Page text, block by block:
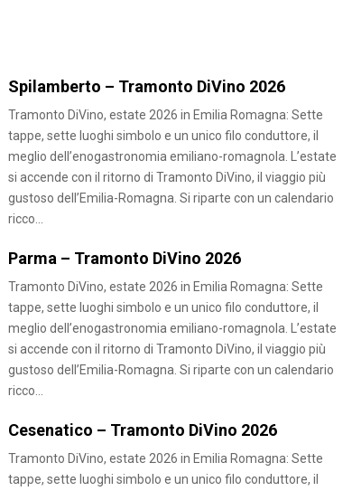
Spilamberto – Tramonto DiVino 2026
Tramonto DiVino, estate 2026 in Emilia Romagna: Sette
tappe, sette luoghi simbolo e un unico filo conduttore, il
meglio dell’enogastronomia emiliano-romagnola. L’estate
si accende con il ritorno di Tramonto DiVino, il viaggio più
gustoso dell’Emilia-Romagna. Si riparte con un calendario
ricco...
Parma – Tramonto DiVino 2026
Tramonto DiVino, estate 2026 in Emilia Romagna: Sette
tappe, sette luoghi simbolo e un unico filo conduttore, il
meglio dell’enogastronomia emiliano-romagnola. L’estate
si accende con il ritorno di Tramonto DiVino, il viaggio più
gustoso dell’Emilia-Romagna. Si riparte con un calendario
ricco...
Cesenatico – Tramonto DiVino 2026
Tramonto DiVino, estate 2026 in Emilia Romagna: Sette
tappe, sette luoghi simbolo e un unico filo conduttore, il